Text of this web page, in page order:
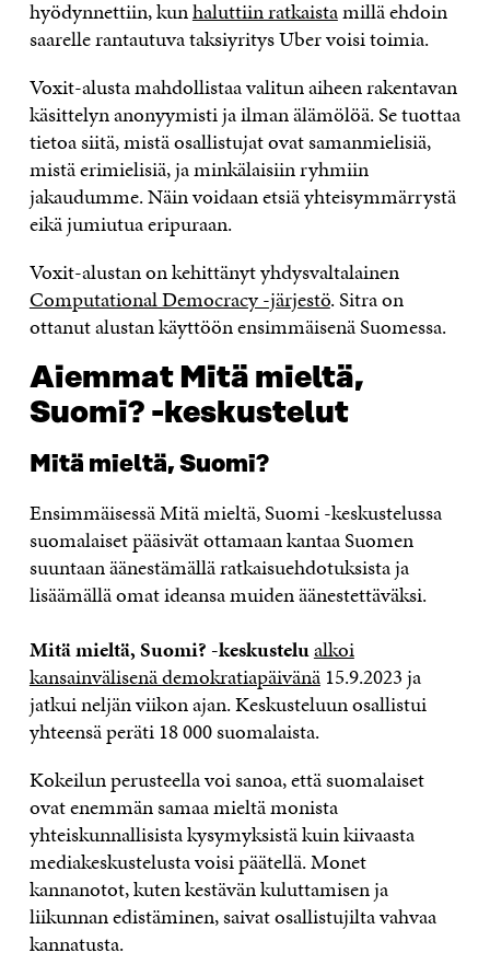
hyödynnettiin, kunhaluttiin ratkaistamillä ehdoin
saarelle rantautuva taksiyritys Uber voisi toimia.
Voxit-alusta mahdollistaa valitun aiheen rakentavan
käsittelyn anonyymisti ja ilman älämölöä. Se tuottaa
tietoa siitä, mistä osallistujat ovat samanmielisiä,
mistä erimielisiä, ja minkälaisiin ryhmiin
jakaudumme. Näin voidaan etsiä yhteisymmärrystä
eikä jumiutua eripuraan.
Voxit-alustan on kehittänyt yhdysvaltalainen
Computational Democracy -järjestö. Sitra on
ottanut alustan käyttöön ensimmäisenä Suomessa.
Aiemmat Mitä mieltä,
Suomi? -keskustelut
Mitä mieltä, Suomi?
Ensimmäisessä Mitä mieltä, Suomi -keskustelussa
suomalaiset pääsivät ottamaan kantaa Suomen
suuntaan äänestämällä ratkaisuehdotuksista ja
lisäämällä omat ideansa muiden äänestettäväksi.
Mitä mieltä, Suomi? -keskustelualkoi
kansainvälisenä demokratiapäivänä15.9.2023 ja
jatkui neljän viikon ajan. Keskusteluun osallistui
yhteensä peräti 18 000 suomalaista.
Kokeilun perusteella voi sanoa, että suomalaiset
ovat enemmän samaa mieltä monista
yhteiskunnallisista kysymyksistä kuin kiivaasta
mediakeskustelusta voisi päätellä. Monet
kannanotot, kuten kestävän kuluttamisen ja
liikunnan edistäminen, saivat osallistujilta vahvaa
kannatusta.